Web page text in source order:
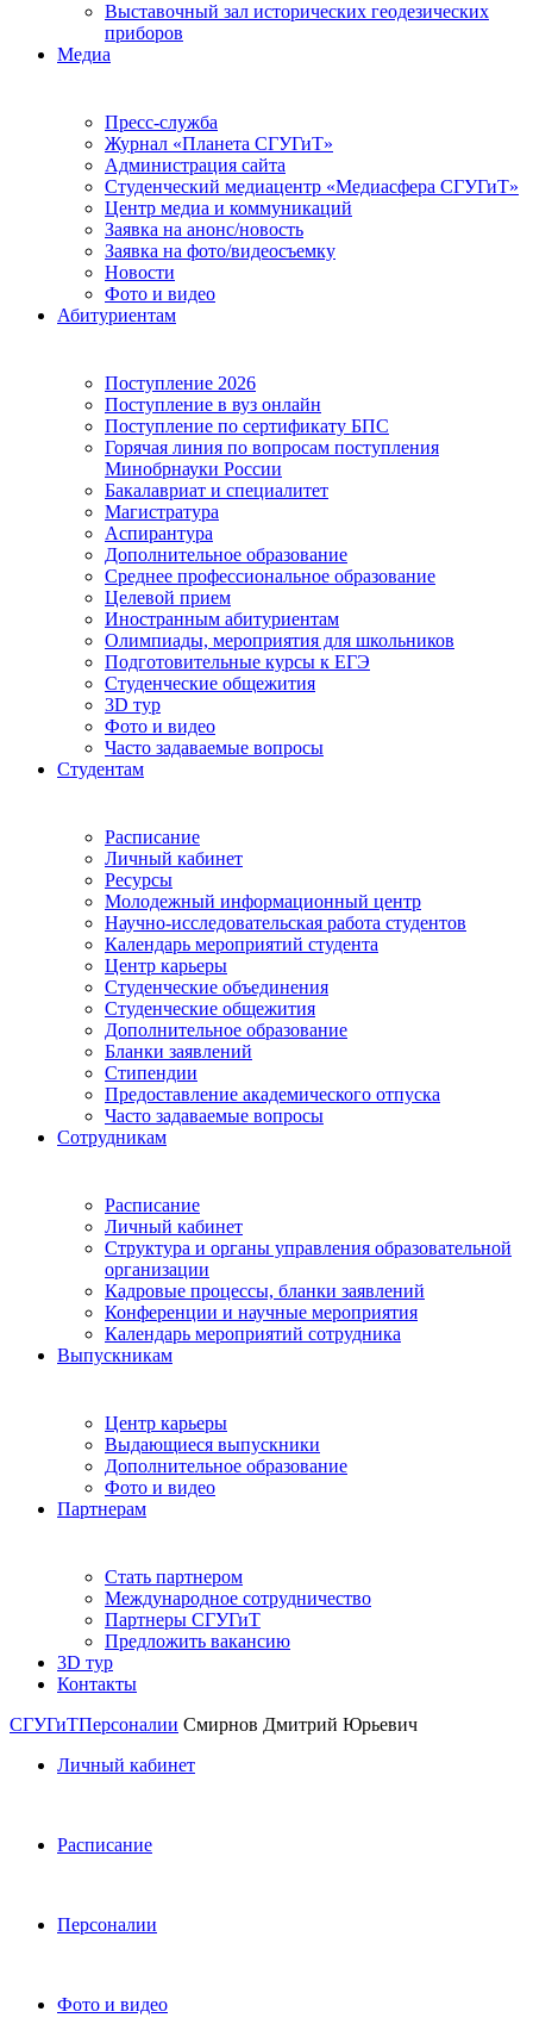
Выставочный зал исторических геодезических
приборов
Медиа
Пресс-служба
Журнал «Планета СГУГиТ»
Администрация сайта
Студенческий медиацентр «Медиасфера СГУГиТ»
Центр медиа и коммуникаций
Заявка на анонс/новость
Заявка на фото/видеосъемку
Новости
Фото и видео
Абитуриентам
Поступление 2026
Поступление в вуз онлайн
Поступление по сертификату БПС
Горячая линия по вопросам поступления
Минобрнауки России
Бакалавриат и специалитет
Магистратура
Аспирантура
Дополнительное образование
Среднее профессиональное образование
Целевой прием
Иностранным абитуриентам
Олимпиады, мероприятия для школьников
Подготовительные курсы к ЕГЭ
Студенческие общежития
3D тур
Фото и видео
Часто задаваемые вопросы
Студентам
Расписание
Личный кабинет
Ресурсы
Молодежный информационный центр
Научно-исследовательская работа студентов
Календарь мероприятий студента
Центр карьеры
Студенческие объединения
Студенческие общежития
Дополнительное образование
Бланки заявлений
Стипендии
Предоставление академического отпуска
Часто задаваемые вопросы
Сотрудникам
Расписание
Личный кабинет
Структура и органы управления образовательной
организации
Кадровые процессы, бланки заявлений
Конференции и научные мероприятия
Календарь мероприятий сотрудника
Выпускникам
Центр карьеры
Выдающиеся выпускники
Дополнительное образование
Фото и видео
Партнерам
Стать партнером
Международное сотрудничество
Партнеры СГУГиТ
Предложить вакансию
3D тур
Контакты
СГУГиТПерсоналии Смирнов Дмитрий Юрьевич
Личный кабинет
Расписание
Персоналии
Фото и видео